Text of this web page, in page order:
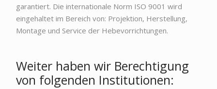
garantiert. Die internationale Norm ISO 9001 wird
eingehaltet im Bereich von: Projektion, Herstellung,
Montage und Service der Hebevorrichtungen.
Weiter haben wir Berechtigung
von folgenden Institutionen: